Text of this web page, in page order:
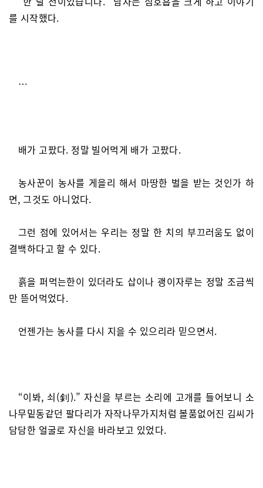
를 시작했다.
…
배가 고팠다. 정말 빌어먹게 배가 고팠다.
농사꾼이 농사를 게을리 해서 마땅한 벌을 받는 것인가 하
면, 그것도 아니었다.
그런 점에 있어서는 우리는 정말 한 치의 부끄러움도 없이
결백하다고 할 수 있다.
흙을 퍼먹는한이 있더라도 삽이나 괭이자루는 정말 조금씩
만 뜯어먹었다.
언젠가는 농사를 다시 지을 수 있으리라 믿으면서.
“이봐, 쇠(釗).” 자신을 부르는 소리에 고개를 들어보니 소
나무밑동같던 팔다리가 자작나무가지처럼 볼품없어진 김씨가
담담한 얼굴로 자신을 바라보고 있었다.